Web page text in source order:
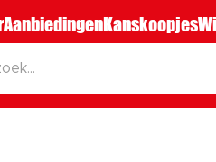
AanbiedingenKanskoopjes